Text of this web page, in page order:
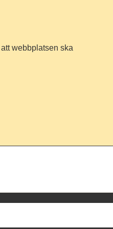
webbplatsen ska